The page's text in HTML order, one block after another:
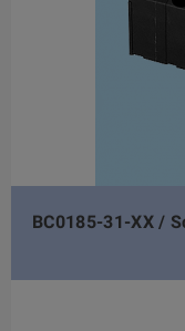
BC0185-31-XX /